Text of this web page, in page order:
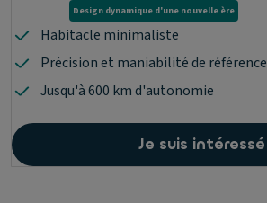
Design dynamique d'une nouvelle ère
Habitacle minimaliste
Précision et maniabilité de référence
Jusqu'à 600 km d'autonomie
Je suis intéressé